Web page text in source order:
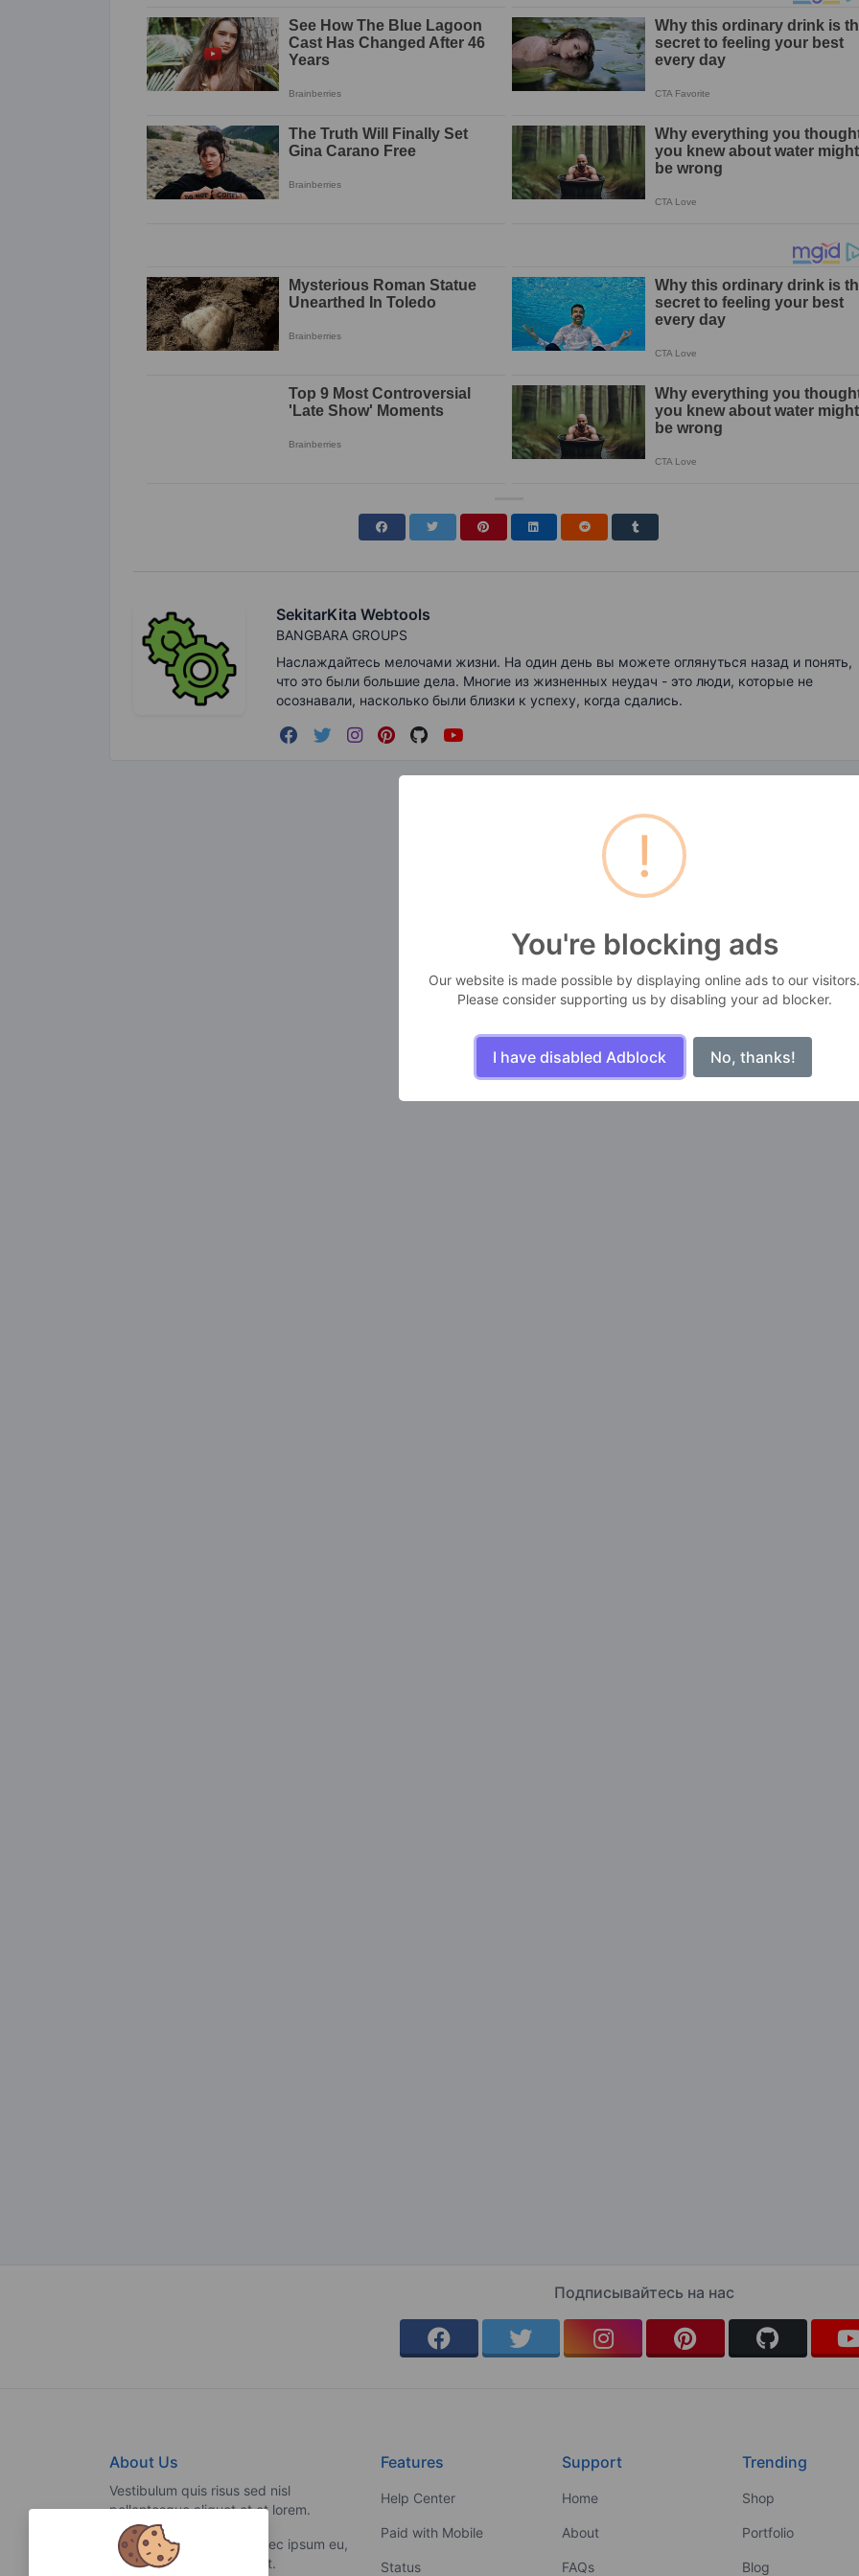
SekitarKita Webtools
BANGBARA GROUPS
Наслаждайтесь мелочами жизни. На один день вы можете оглянуться назад и понять,
что это были большие дела. Многие из жизненных неудач - это люди, которые не
осознавали, насколько были близки к успеху, когда сдались.
Подписывайтесь на нас
About Us
Vestibulum quis risus sed nisl
pellentesque aliquet et et lorem.
Fusce nibh nisl, gravida nec ipsum eu,
feugiat condimentum velit.
Features
Help Center
Paid with Mobile
Status
Support
Home
About
FAQs
Trending
Shop
Portfolio
Blog
!
You're blocking ads
Our website is made possible by displaying online ads to our visitors.
Please consider supporting us by disabling your ad blocker.
I have disabled Adblock No, thanks!